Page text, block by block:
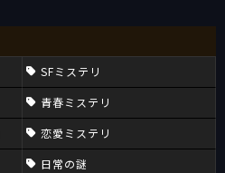
SFミステリ
青春ミステリ
恋愛ミステリ
日常の謎